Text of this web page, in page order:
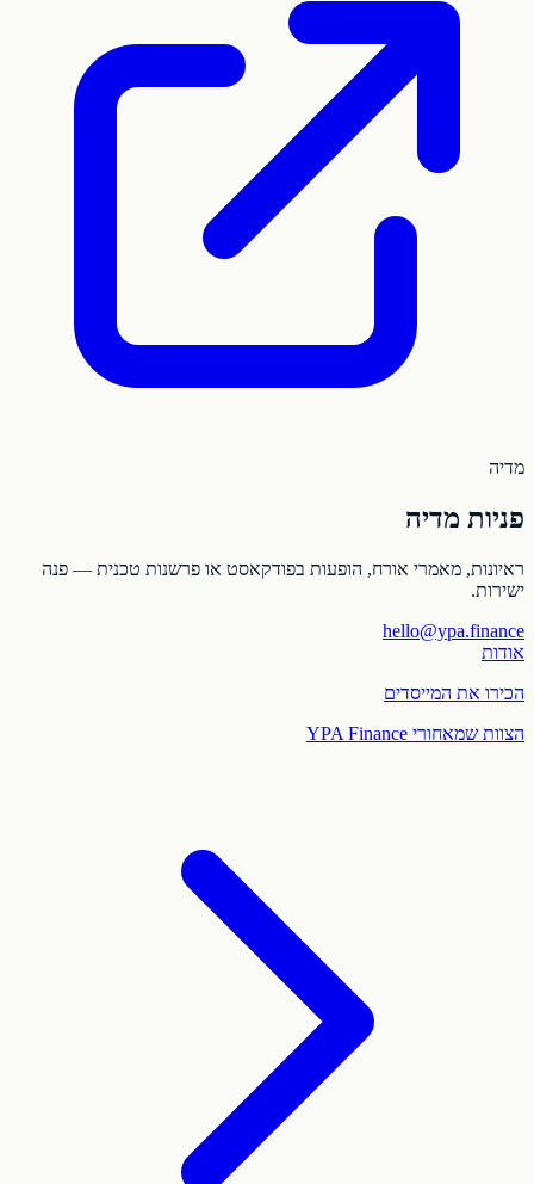
מדיה
פניות מדיה
ראיונות, מאמרי אורח, הופעות בפודקאסט או פרשנות טכנית — פנה
ישירות.
hello@ypa.finance
אודות
הכירו את המייסדים
הצוות שמאחורי YPA Finance